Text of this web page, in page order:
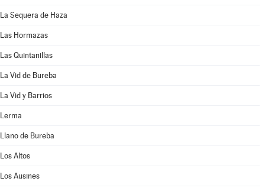
La Sequera de Haza
Las Hormazas
Las Quintanillas
La Vid de Bureba
La Vid y Barrios
Lerma
Llano de Bureba
Los Altos
Los Ausines